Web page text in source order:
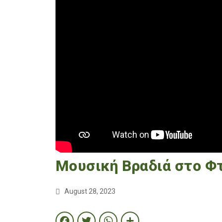
Μουσική Βραδιά στο
August 28, 2023